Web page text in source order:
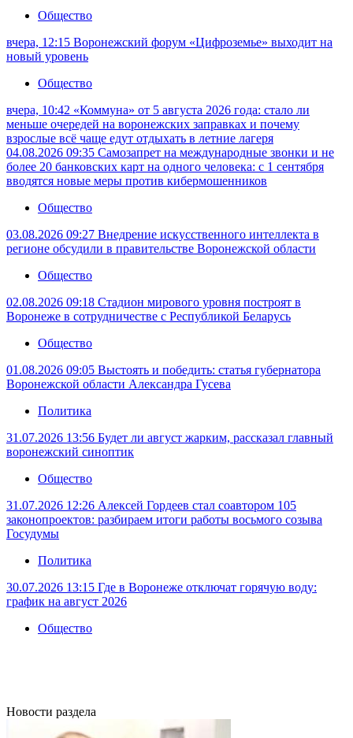
Общество
вчера, 12:15 Воронежский форум «Цифроземье» выходит на
новый уровень
Общество
вчера, 10:42 «Коммуна» от 5 августа 2026 года: стало ли
меньше очередей на воронежских заправках и почему
взрослые всё чаще едут отдыхать в летние лагеря
04.08.2026 09:35 Самозапрет на международные звонки и не
более 20 банковских карт на одного человека: с 1 сентября
вводятся новые меры против кибермошенников
Общество
03.08.2026 09:27 Внедрение искусственного интеллекта в
регионе обсудили в правительстве Воронежской области
Общество
02.08.2026 09:18 Стадион мирового уровня построят в
Воронеже в сотрудничестве с Республикой Беларусь
Общество
01.08.2026 09:05 Выстоять и победить: статья губернатора
Воронежской области Александра Гусева
Политика
31.07.2026 13:56 Будет ли август жарким, рассказал главный
воронежский синоптик
Общество
31.07.2026 12:26 Алексей Гордеев стал соавтором 105
законопроектов: разбираем итоги работы восьмого созыва
Госудумы
Политика
30.07.2026 13:15 Где в Воронеже отключат горячую воду:
график на август 2026
Общество
Новости раздела